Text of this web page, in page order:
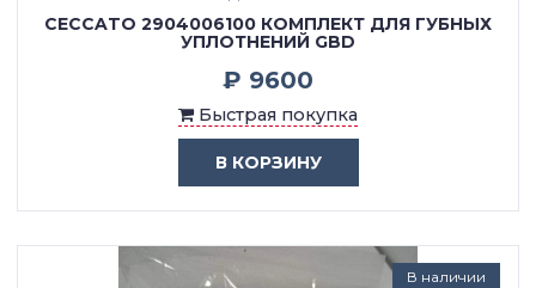
CECCATO 2904006100 КОМПЛЕКТ ДЛЯ ГУБНЫХ
УПЛОТНЕНИЙ GBD
₽ 9600
Быстрая покупка
В КОРЗИНУ
В наличии